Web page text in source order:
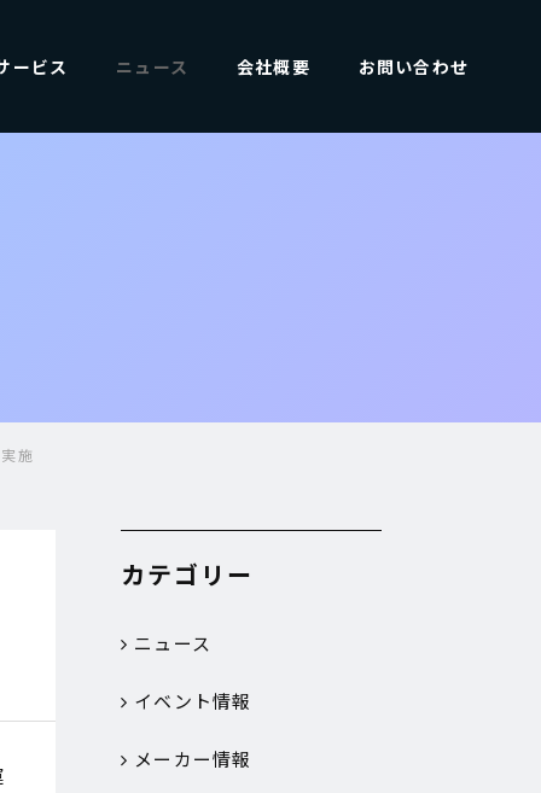
ービス ニュース 会社概要 お問い合わせ
施
カテゴリー
ニュース
イベント情報
メーカー情報